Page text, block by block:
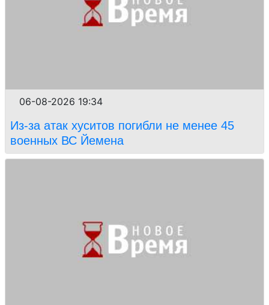
06-08-2026 19:34
Из-за атак хуситов погибли не менее 45
военных ВС Йемена